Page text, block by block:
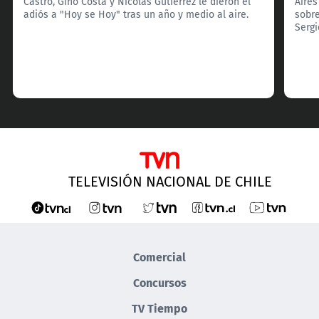
adiós a "Hoy se Hoy" tras un año y medio al aire.
TELEVISIÓN NACIONAL DE CHILE
Comercial
Concursos
TV Tiempo